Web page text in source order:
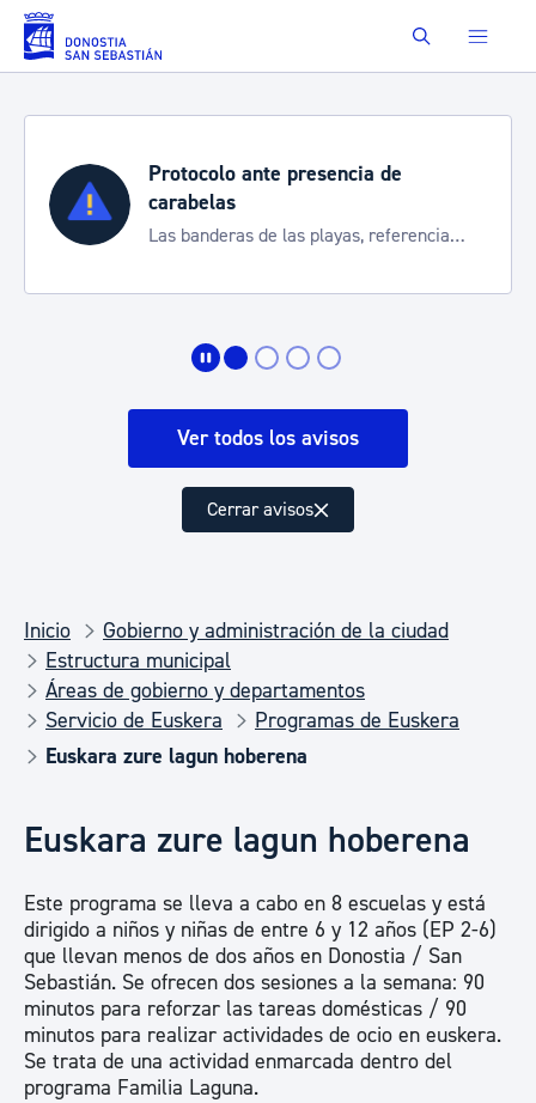
Saltar al contenido principal Buscar
Protocolo ante presencia de
carabelas
Las banderas de las playas, referencia
Ver todos los avisos
Cerrar avisos
Inicio
Gobierno y administración de la ciudad
Estructura municipal
Áreas de gobierno y departamentos
Servicio de Euskera
Programas de Euskera
Euskara zure lagun hoberena
Euskara zure lagun hoberena
Este programa se lleva a cabo en 8 escuelas y está
dirigido a niños y niñas de entre 6 y 12 años (EP 2-6)
que llevan menos de dos años en Donostia / San
Sebastián. Se ofrecen dos sesiones a la semana: 90
minutos para reforzar las tareas domésticas / 90
minutos para realizar actividades de ocio en euskera.
Se trata de una actividad enmarcada dentro del
programa Familia Laguna.